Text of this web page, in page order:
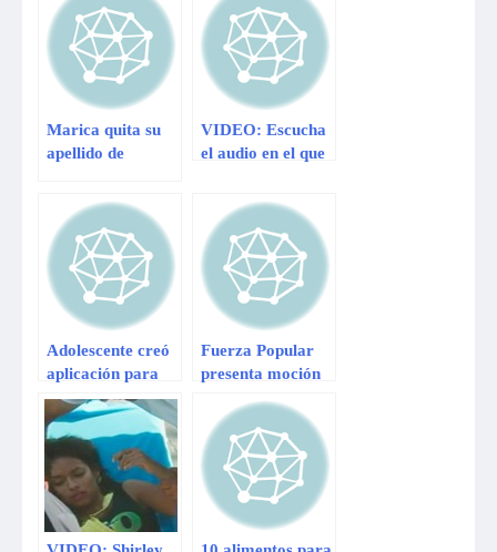
Marica quita su
apellido de
malentendidos en
España
VIDEO: Escucha
el audio en el que
fingido otra voz
para evitar
preguntas
Adolescente creó
aplicación para
evitar los
«spoilers»
Fuerza Popular
presenta moción
para interpelar a
Midori de Habich